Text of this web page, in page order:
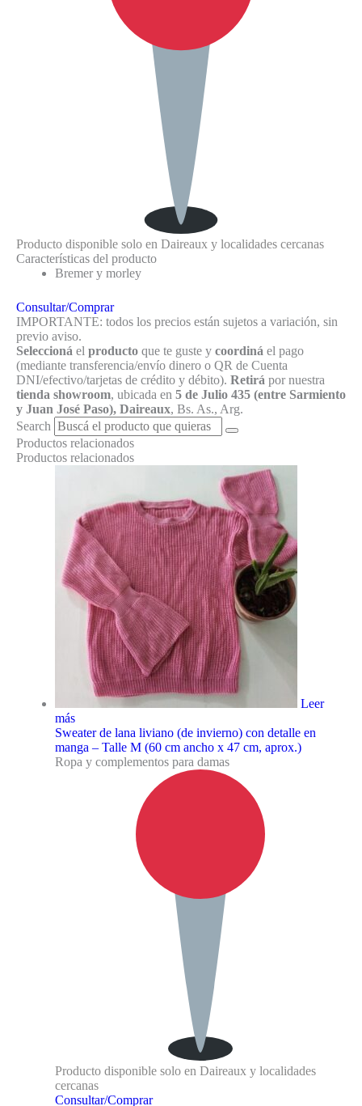
Producto disponible solo en Daireaux y localidades cercanas
Características del producto
Bremer y morley
Consultar/Comprar
IMPORTANTE: todos los precios están sujetos a variación, sin
previo aviso.
Seleccioná el producto que te guste y coordiná el pago
(mediante transferencia/envío dinero o QR de Cuenta
DNI/efectivo/tarjetas de crédito y débito). Retirá por nuestra
tienda showroom, ubicada en 5 de Julio 435 (entre Sarmiento
y Juan José Paso), Daireaux, Bs. As., Arg.
Search
Productos relacionados
Productos relacionados
Leer
más
Sweater de lana liviano (de invierno) con detalle en
manga – Talle M (60 cm ancho x 47 cm, aprox.)
Ropa y complementos para damas
Producto disponible solo en Daireaux y localidades
cercanas
Consultar/Comprar